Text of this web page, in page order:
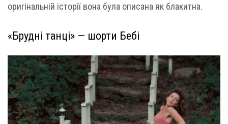
оригінальній історії вона була описана як блакитна.
«Брудні танці» — шорти Бебі